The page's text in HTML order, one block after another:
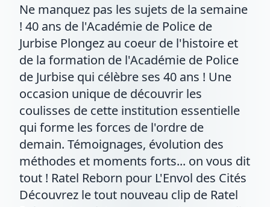
Ne manquez pas les sujets de la semaine
! 40 ans de l'Académie de Police de
Jurbise Plongez au coeur de l'histoire et
de la formation de l'Académie de Police
de Jurbise qui célèbre ses 40 ans ! Une
occasion unique de découvrir les
coulisses de cette institution essentielle
qui forme les forces de l'ordre de
demain. Témoignages, évolution des
méthodes et moments forts... on vous dit
tout ! Ratel Reborn pour L'Envol des Cités
Découvrez le tout nouveau clip de Ratel